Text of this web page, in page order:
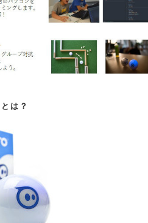
は？